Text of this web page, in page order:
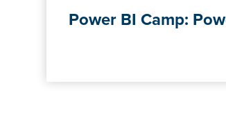
Power BI Camp: